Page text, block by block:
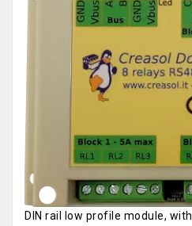
DIN rail low profile module, with